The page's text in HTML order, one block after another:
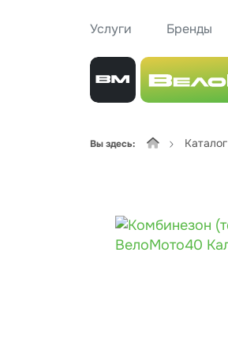
Услуги Бренды
Вы здесь: Каталог